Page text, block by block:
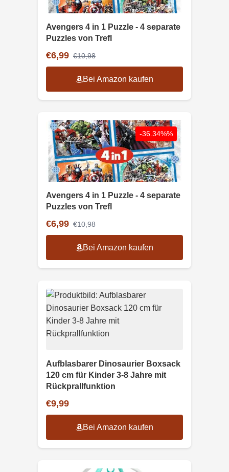
Avengers 4 in 1 Puzzle - 4 separate
Puzzles von Trefl
€6,99 €10,98
Bei Amazon kaufen
-36.34%%
Avengers 4 in 1 Puzzle - 4 separate
Puzzles von Trefl
€6,99 €10,98
Bei Amazon kaufen
Aufblasbarer Dinosaurier Boxsack
120 cm für Kinder 3-8 Jahre mit
Rückprallfunktion
€9,99
Bei Amazon kaufen